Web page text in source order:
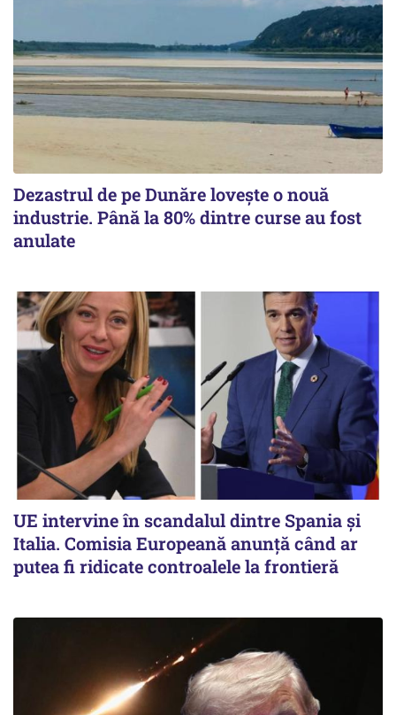
Dezastrul de pe Dunăre lovește o nouă
industrie. Până la 80% dintre curse au fost
anulate
UE intervine în scandalul dintre Spania și
Italia. Comisia Europeană anunță când ar
putea fi ridicate controalele la frontieră